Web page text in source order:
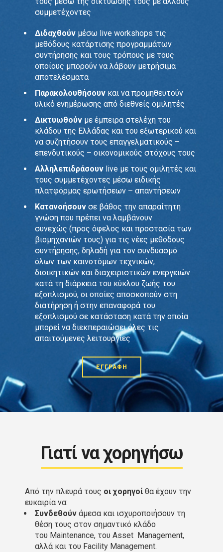
συμμετέχοντες
Διδαχθούν μέσω live workshops τις
μεθόδους κατάρτισης προγραμμάτων
συντήρησης και τους τρόπους με τους
οποίους μπορούν να λάβουν μετρήσιμα
αποτελέσματα
Παρακολουθήσουν και να προμηθευτούν
υλικό ενημέρωσης από διεθνείς ομιλητές
Δικτυωθούν με έμπειρα στελέχη του
κλάδου της Ελλάδας και του εξωτερικού και
να συζητήσουν τους επαγγελματικούς –
επενδυτικούς – οικονομικούς στόχους τους
Αλληλεπιδράσουν live με τους ομιλητές και
τους συμμετέχοντες μέσω ειδικής
πλατφόρμας ερωτήσεων – απαντήσεων
Κατανοήσουν σε βάθος την απαραίτητη
γνώση που πρέπει να λαμβάνουν
συνεχώς (προς όφελος και προστασία των
βιομηχανιών τους) για τις νέες μεθόδους
συντήρησης, δηλαδή για τον συνδυασμό
όλων των καινοτόμων τεχνικών,
διοικητικών και διαχειριστικών ενεργειών
κατά τη διάρκεια του κύκλου ζωής του
εξοπλισμού, οι οποίες αποσκοπούν στη
διατήρηση ή στην επαναφορά του
εξοπλισμού σε κατάσταση κατά την οποία
μπορεί να διεκπεραιώσει όλες τις
απαιτούμενες λειτουργίες
ΕΓΓΡΑΦΗ
Γιατί να χορηγήσω
Από την πλευρά τους οι χορηγοί θα έχουν την
ευκαιρία να:
Συνδεθούν άμεσα και ισχυροποιήσουν τη
θέση τους στον σημαντικό κλάδο
του Maintenance, του Asset Management,
αλλά και του Facility Management.